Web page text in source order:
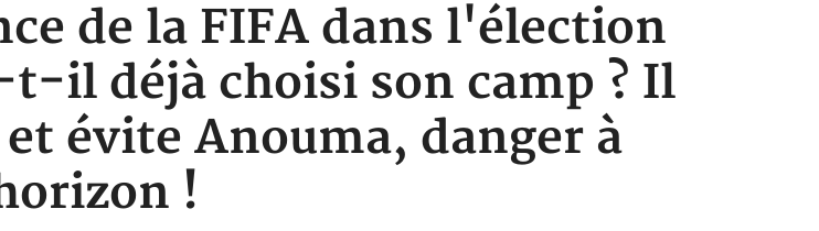
de la FIFA dans l'élection
il déjà choisi son camp ? Il
évite Anouma, danger à
!